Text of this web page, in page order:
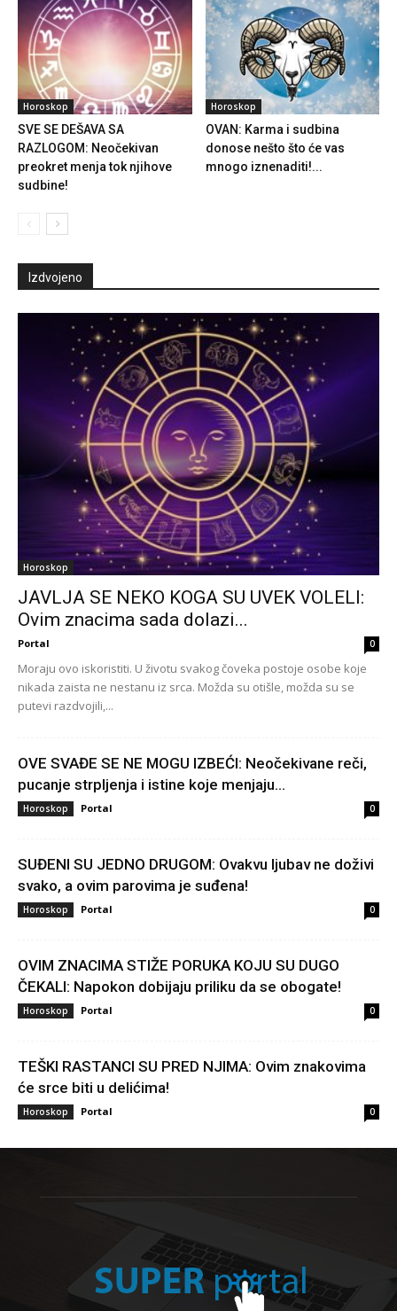
Horoskop
SVE SE DEŠAVA SA
RAZLOGOM: Neočekivan
preokret menja tok njihove
sudbine!
Horoskop
OVAN: Karma i sudbina
donose nešto što će vas
mnogo iznenaditi!...
Izdvojeno
Horoskop
JAVLJA SE NEKO KOGA SU UVEK VOLELI:
Ovim znacima sada dolazi...
Portal 0
Moraju ovo iskoristiti. U životu svakog čoveka postoje osobe koje
nikada zaista ne nestanu iz srca. Možda su otišle, možda su se
putevi razdvojili,...
OVE SVAĐE SE NE MOGU IZBEĆI: Neočekivane reči,
pucanje strpljenja i istine koje menjaju...
Horoskop Portal 0
SUĐENI SU JEDNO DRUGOM: Ovakvu ljubav ne doživi
svako, a ovim parovima je suđena!
Horoskop Portal 0
OVIM ZNACIMA STIŽE PORUKA KOJU SU DUGO
ČEKALI: Napokon dobijaju priliku da se obogate!
Horoskop Portal 0
TEŠKI RASTANCI SU PRED NJIMA: Ovim znakovima
će srce biti u delićima!
Horoskop Portal 0